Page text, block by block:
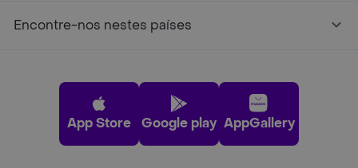
Encontre-nos nestes países
App Store Google play AppGallery